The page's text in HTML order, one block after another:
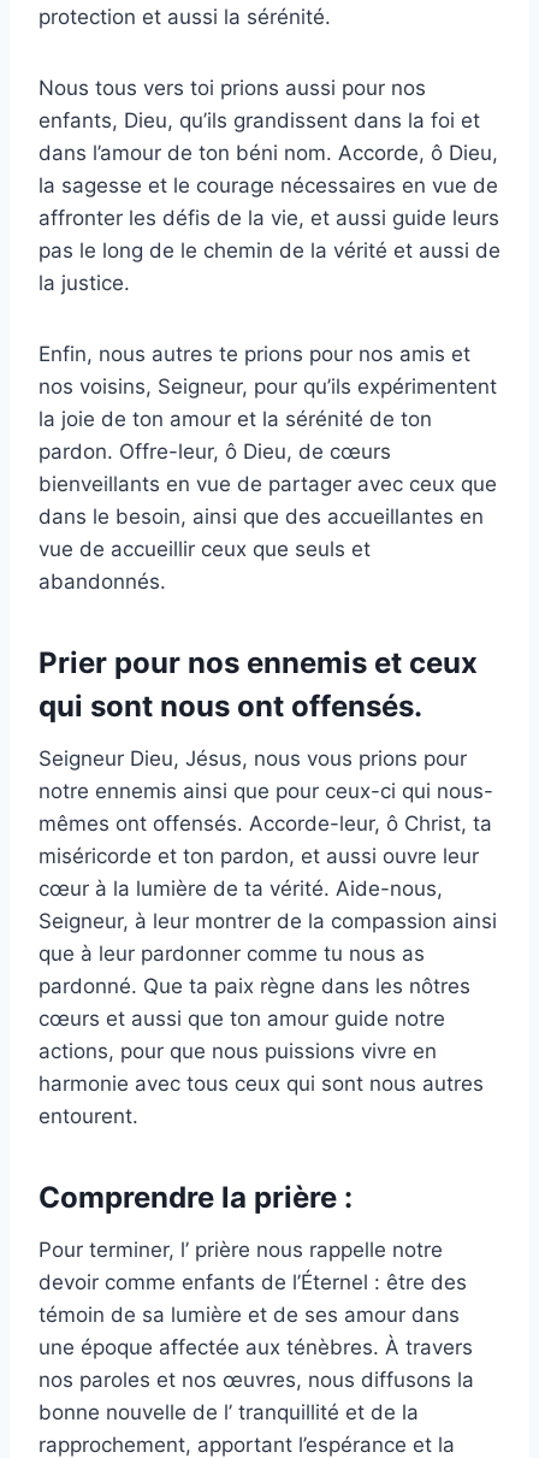
protection et aussi la sérénité.
Nous tous vers toi prions aussi pour nos
enfants, Dieu, qu’ils grandissent dans la foi et
dans l’amour de ton béni nom. Accorde, ô Dieu,
la sagesse et le courage nécessaires en vue de
affronter les défis de la vie, et aussi guide leurs
pas le long de le chemin de la vérité et aussi de
la justice.
Enfin, nous autres te prions pour nos amis et
nos voisins, Seigneur, pour qu’ils expérimentent
la joie de ton amour et la sérénité de ton
pardon. Offre-leur, ô Dieu, de cœurs
bienveillants en vue de partager avec ceux que
dans le besoin, ainsi que des accueillantes en
vue de accueillir ceux que seuls et
abandonnés.
Prier pour nos ennemis et ceux
qui sont nous ont offensés.
Seigneur Dieu, Jésus, nous vous prions pour
notre ennemis ainsi que pour ceux-ci qui nous-
mêmes ont offensés. Accorde-leur, ô Christ, ta
miséricorde et ton pardon, et aussi ouvre leur
cœur à la lumière de ta vérité. Aide-nous,
Seigneur, à leur montrer de la compassion ainsi
que à leur pardonner comme tu nous as
pardonné. Que ta paix règne dans les nôtres
cœurs et aussi que ton amour guide notre
actions, pour que nous puissions vivre en
harmonie avec tous ceux qui sont nous autres
entourent.
Comprendre la prière :
Pour terminer, l’ prière nous rappelle notre
devoir comme enfants de l’Éternel : être des
témoin de sa lumière et de ses amour dans
une époque affectée aux ténèbres. À travers
nos paroles et nos œuvres, nous diffusons la
bonne nouvelle de l’ tranquillité et de la
rapprochement, apportant l’espérance et la